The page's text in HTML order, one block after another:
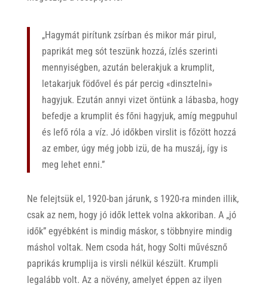
„Hagymát pirítunk zsírban és mikor már pirul,
paprikát meg sót teszünk hozzá, ízlés szerinti
mennyiségben, azután belerakjuk a krumplit,
letakarjuk födővel és pár percig «dinsztelni»
hagyjuk. Ezután annyi vizet öntünk a lábasba, hogy
befedje a krumplit és főni hagyjuk, amíg megpuhul
és lefő róla a víz. Jó időkben virslit is főzött hozzá
az ember, úgy még jobb izü, de ha muszáj, így is
meg lehet enni.”
Ne felejtsük el, 1920-ban járunk, s 1920-ra minden illik,
csak az nem, hogy jó idők lettek volna akkoriban. A „jó
idők” egyébként is mindig máskor, s többnyire mindig
máshol voltak. Nem csoda hát, hogy Solti művésznő
paprikás krumplija is virsli nélkül készült. Krumpli
legalább volt. Az a növény, amelyet éppen az ilyen